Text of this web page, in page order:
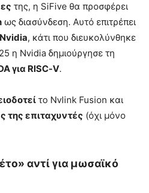
της, η SiFive θα προσφέρει
ως διασύνδεση. Αυτό επιτρέπει
, κάτι που διευκολύνθηκε
η Nvidia δημιούργησε τη
για RISC‑V.
το Nvlink Fusion και
της επιταχυντές (όχι μόνο
αντί για μωσαϊκό